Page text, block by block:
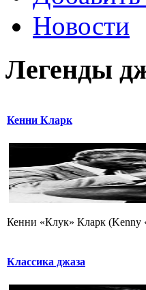
Новости
Легенды
Кенни Кларк
Кенни «Клук» Кларк (Kenny
Классика джаза